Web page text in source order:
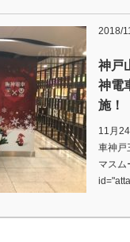
2018/
神戸
神電
施！
11月
車神戸
マスム